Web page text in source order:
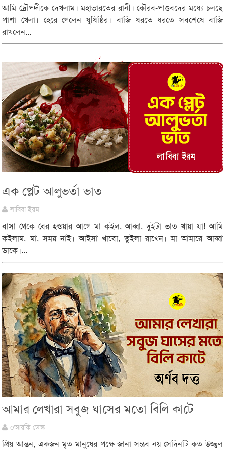
আমি দ্রৌপদীকে দেখলাম। মহাভারতের রানী। কৌরব-পাণ্ডবদের মধ্যে চলছে
পাশা খেলা। হেরে গেলেন যুধিষ্ঠির। বাজি ধরতে ধরতে সবশেষে বাজি
রাখলেন...
এক প্লেট আলুভর্তা ভাত
লাবিবা ইরম
বাসা থেকে বের হওয়ার আগে মা কইল, আব্বা, দুইটা ভাত খায়া যা! আমি
কইলাম, মা, সময় নাই। আইসা খাবো, তুইলা রাখেন। মা আমারে আব্বা
ডাকে।...
আমার লেখারা সবুজ ঘাসের মতো বিলি কাটে
eআরকি ডেস্ক
প্রিয় আন্তন, একজন মৃত মানুষের পক্ষে জানা সম্ভব নয় সেদিনটি কত উজ্জ্বল